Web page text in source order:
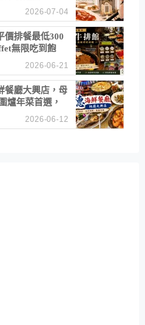
2026-07-04
價排餐最低300
無限吃到飽
2026-06-21
餐廳大興店，母
爐年菜首選，
2026-06-12